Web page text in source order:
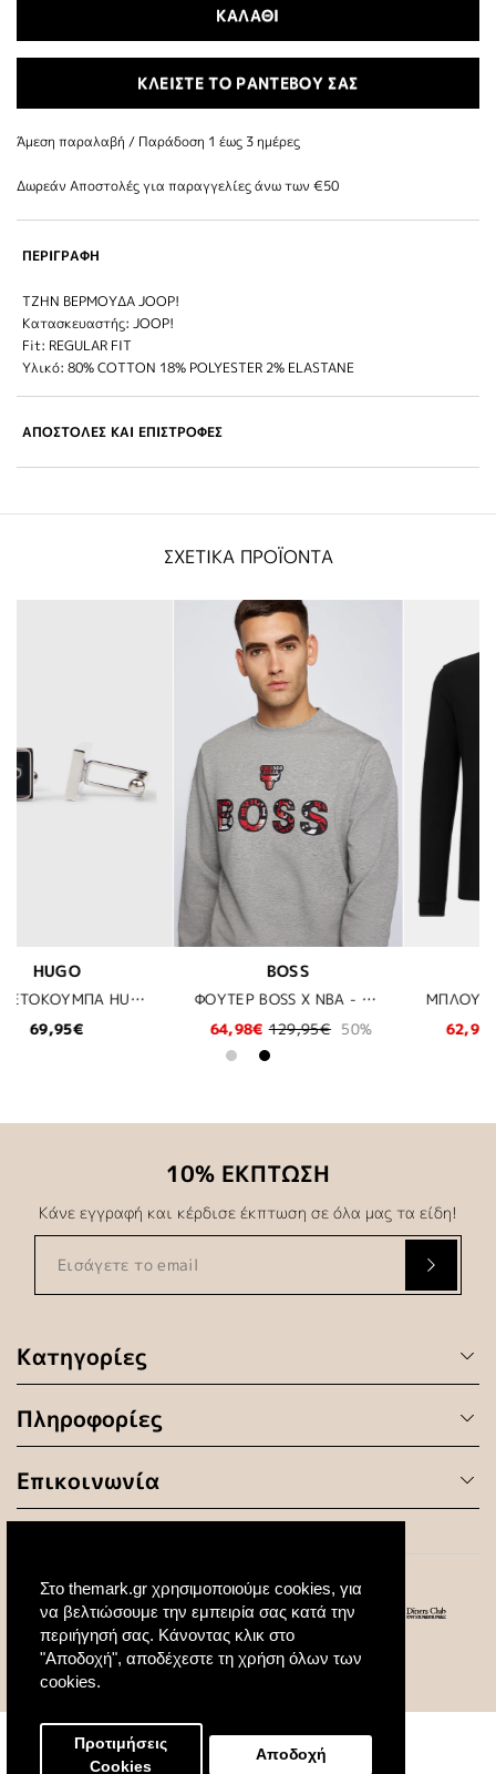
Στο themark.gr χρησιμοποιούμε cookies, για
να βελτιώσουμε την εμπειρία σας κατά την
περιήγησή σας. Κάνοντας κλικ στο
"Αποδοχή", αποδέχεστε τη χρήση όλων των
cookies.
Προτιμήσεις
Cookies
Αποδοχή
ΚΑΛΑΘΙ
ΚΛΕΙΣΤΕ ΤΟ ΡΑΝΤΕΒΟΥ ΣΑΣ
Άμεση παραλαβή / Παράδoση 1 έως 3 ημέρες
Δωρεάν Αποστολές για παραγγελίες άνω των €50
ΠΕΡΙΓΡΑΦΗ
ΤΖΗΝ ΒΕΡΜΟΥΔΑ JOOP!
Κατασκευαστής: JOOP!
Fit: REGULAR FIT
Υλικό: 80% COTTON 18% POLYESTER 2% ELASTANE
ΑΠΟΣΤΟΛΕΣ ΚΑΙ ΕΠΙΣΤΡΟΦΕΣ
ΣΧΕΤΙΚΑ ΠΡΟΪΟΝΤΑ
ΦΟΥΤΕΡ BOSS X NBA - 036 ΓΚΡΙ
ΜΠΛΟΥΖΑ POLO BOSS - 001 ΜΑΥΡΟ
89,95€ 30%
ΠΑΝΤΕΛΟΝΙ JOOP - 270 ΜΠΕΖ
118,30€
169,00€ 30%
Κατηγορίες
Πληροφορίες
Επικοινωνία
10% ΕΚΠΤΩΣΗ
Κάνε εγγραφή και κέρδισε έκπτωση σε όλα μας τα είδη!
© 2020 All Rights Reserved. Created by